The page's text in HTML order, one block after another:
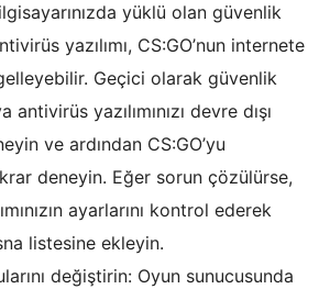
yüklü olan güvenlik
yazılımı, CS:GO’nun internete
Geçici olarak güvenlik
antivirüs yazılımınızı devre dışı
ve ardından CS:GO’yu
deneyin. Eğer sorun çözülürse,
ayarlarını kontrol ederek
listesine ekleyin.
değiştirin: Oyun sunucusunda